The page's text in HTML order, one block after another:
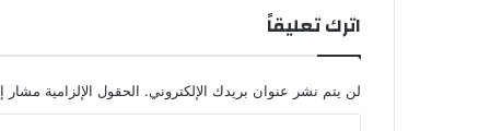
ق
م
ن
اترك تعليقاً
لن يتم نشر عنوان بريدك الإلكتروني. الحقول الإلزامية مشار